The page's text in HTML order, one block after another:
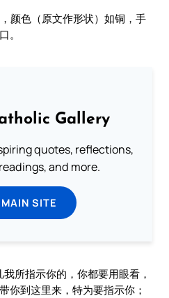
颜色（原文作形状）如铜，手
。
Gallery
quotes, reflections,
and more.
SITE
所指示你的，你都要用眼看，
你到这里来，特为要指示你；